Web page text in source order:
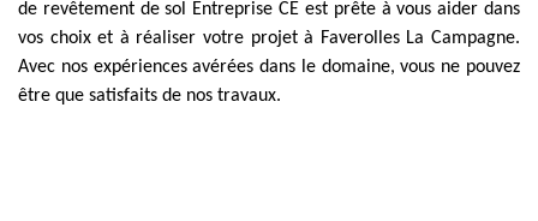
de revêtement de sol Entreprise CE est prête à vous aider dans
vos choix et à réaliser votre projet à Faverolles La Campagne.
Avec nos expériences avérées dans le domaine, vous ne pouvez
être que satisfaits de nos travaux.